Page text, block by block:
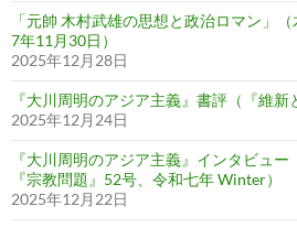
「元帥 木村武雄の思想と政治ロマン」
7年11月30日）
2025年12月28日
『大川周明のアジア主義』書評（『維新
2025年12月24日
『大川周明のアジア主義』インタビュー
『宗教問題』52号、令和七年 Winter）
2025年12月22日